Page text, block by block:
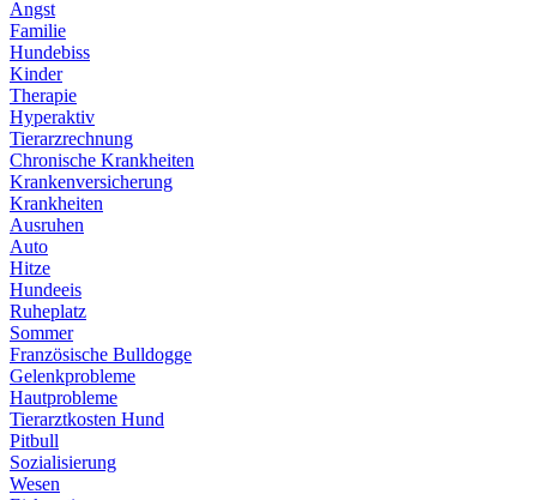
Angst
Familie
Hundebiss
Kinder
Therapie
Hyperaktiv
Tierarzrechnung
Chronische Krankheiten
Krankenversicherung
Krankheiten
Ausruhen
Auto
Hitze
Hundeeis
Ruheplatz
Sommer
Französische Bulldogge
Gelenkprobleme
Hautprobleme
Tierarztkosten Hund
Pitbull
Sozialisierung
Wesen